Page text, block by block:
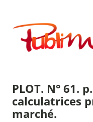
contenu
Publimath
PLOT. N° 61.
calculatrices
marché.